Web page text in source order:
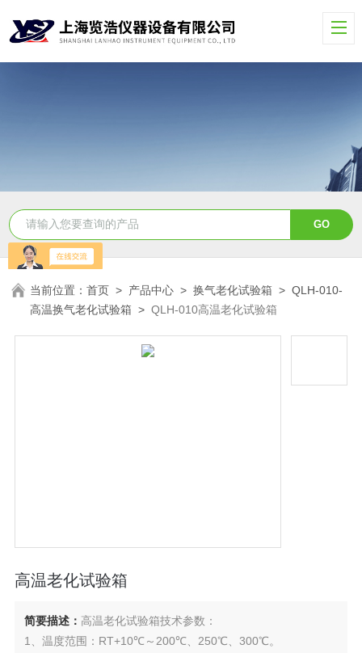
当前位置：首页 > 产品中心 >换气老化试验箱 >QLH-010-
高温换气老化试验箱 >QLH-010高温老化试验箱
高温老化试验箱
简要描述： 高温老化试验箱技术参数：
1、温度范围：RT+10℃～200℃、250℃、300℃。